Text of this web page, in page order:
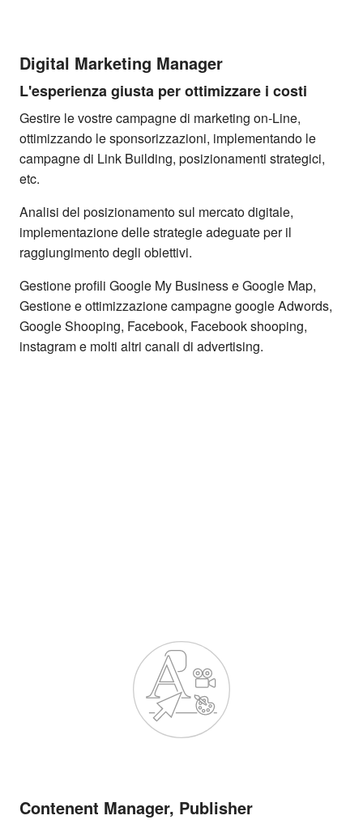
Digital Marketing Manager
L'esperienza giusta per ottimizzare i costi
Gestire le vostre campagne di marketing on-Line,
ottimizzando le sponsorizzazioni, implementando le
campagne di Link Building, posizionamenti strategici,
etc.
Analisi del posizionamento sul mercato digitale,
implementazione delle strategie adeguate per il
raggiungimento degli obiettivi.
Gestione profili Google My Business e Google Map,
Gestione e ottimizzazione campagne google Adwords,
Google Shooping, Facebook, Facebook shooping,
instagram e molti altri canali di advertising.
Contenent Manager, Publisher